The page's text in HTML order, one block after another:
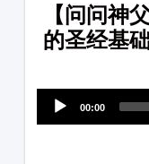
【问问神
的圣经基
Player
00:00